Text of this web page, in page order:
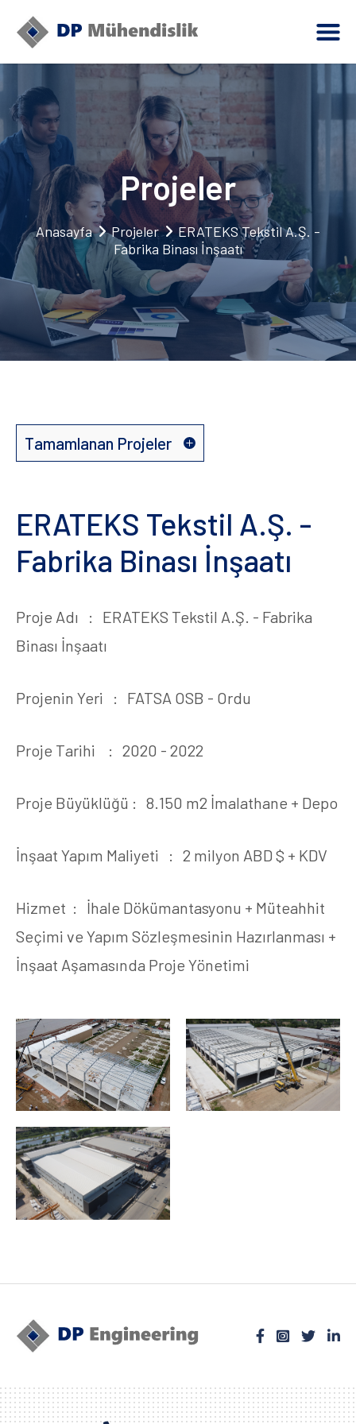
Projeler
Anasayfa Projeler
ERATEKS Tekstil A.Ş. -
Fabrika Binası İnşaatı
Tamamlanan Projeler
Devam Eden Projeler
ERATEKS Tekstil A.Ş. -
Fabrika Binası İnşaatı
Proje Adı : ERATEKS Tekstil A.Ş. - Fabrika
Binası İnşaatı
Projenin Yeri : FATSA OSB - Ordu
Proje Tarihi : 2020 - 2022
Proje Büyüklüğü : 8.150 m2 İmalathane + Depo
İnşaat Yapım Maliyeti : 2 milyon ABD $ + KDV
Hizmet : İhale Dökümantasyonu + Müteahhit
Seçimi ve Yapım Sözleşmesinin Hazırlanması +
İnşaat Aşamasında Proje Yönetimi